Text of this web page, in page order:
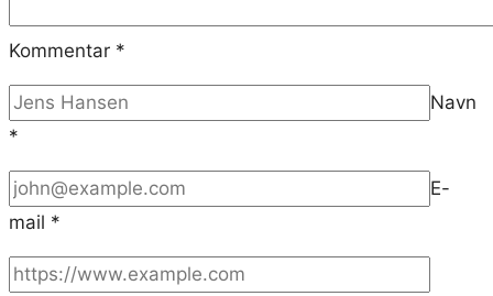
Kommentar *
Navn
*
E-
mail *